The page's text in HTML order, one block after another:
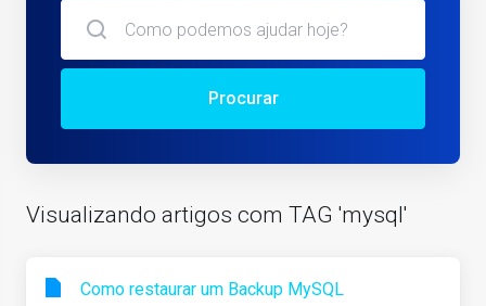
Procurar
Visualizando artigos com TAG 'mysql'
Como restaurar um Backup MySQL